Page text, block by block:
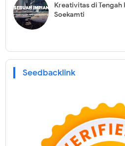
Kreativitas di Tengah
Soekamti
Seedbacklink